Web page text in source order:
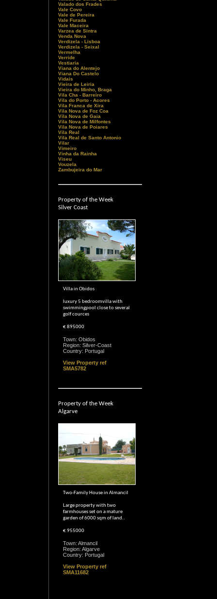
Valado dos Frades
Vale Covo
Vale de Pereira
Vale Furada
Vale Maceira
Varzea de Sintra
Venda Nova
Verdizela - Lisboa
Verdizela - Seixal
Vermelha
Verride
Vestiaria
Viana do Alentejo
Viana Do Castelo
Vidais
Vieira de Leiria
Vieira do Minho, Braga
Vila Cha - Barreiro
Vila do Porto - Acores
Vila Franca de Xira
Vila Nova de Foz Coa
Vila Nova de Gaia
Vila Nova de Milfontes
Vila Nova de Poiares
Vila Real
Vila Real de Santo Antonio
Vilar
Vimeiro
Vinha da Rainha
Viseu
Vouzela
Zambujeira do Mar
Property of the Week
Silver Coast
Villa in Obidos
luxury 5 bedroomvilla with
swimmingpool close to several
golf cources
€ 895000
Town: Obidos
Region: Silver-Coast
Country: Portugal
View Property ref
SMA5782
Property of the Week
Algarve
Two-Family House in Almancil
Large property with two
farmhouses set on a mature
garden of 6000 sqm of land..
€ 955000
Town: Almancil
Region: Algarve
Country: Portugal
View Property ref
SMA11682